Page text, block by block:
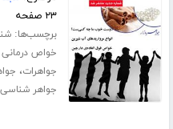
۲۳ صفحه
برچسب‌ها:
خواص
جواهرات،
جواهر شناسی